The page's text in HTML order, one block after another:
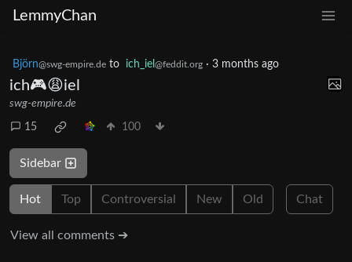
LemmyChan
Björn@swg-empire.de to ich_iel @feddit.org · 3 months ago
ich🎮😩iel
swg-empire.de
15 100
Sidebar
Hot Top Controversial New Old Chat
View all comments ➔